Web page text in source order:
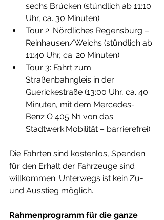
sechs Brücken (stündlich ab 11:10
Uhr, ca. 30 Minuten)
Tour 2: Nördliches Regensburg –
Reinhausen/Weichs (stündlich ab
11:40 Uhr, ca. 20 Minuten)
Tour 3: Fahrt zum
Straßenbahngleis in der
Guerickestraße (13:00 Uhr, ca. 40
Minuten, mit dem Mercedes-
Benz O 405 N1 von das
Stadtwerk.Mobilität – barrierefrei).
Die Fahrten sind kostenlos, Spenden
für den Erhalt der Fahrzeuge sind
willkommen. Unterwegs ist kein Zu-
und Ausstieg möglich.
Rahmenprogramm für die ganze